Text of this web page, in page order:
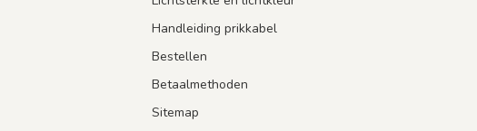
Handleiding prikkabel
Bestellen
Betaalmethoden
Sitemap